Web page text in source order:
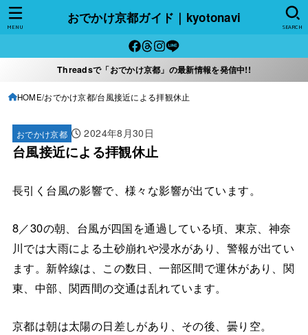
おでかけ京都ガイド｜kyotonavi
SEARCH
MENU
Threadsで「おでかけ京都」の最新情報を発信中!!
HOME おでかけ京都 台風接近による拝観休止
おでかけ京都 2024年8月30日
台風接近による拝観休止
長引く台風の影響で、様々な影響が出ています。
8／30の朝、台風が四国を通過している頃、東京、神奈
川では大雨による土砂崩れや浸水があり、警報が出てい
ます。新幹線は、この数日、一部区間で運休があり、関
東、中部、関西間の交通は乱れています。
京都は朝は太陽の日差しがあり、その後、曇り空。